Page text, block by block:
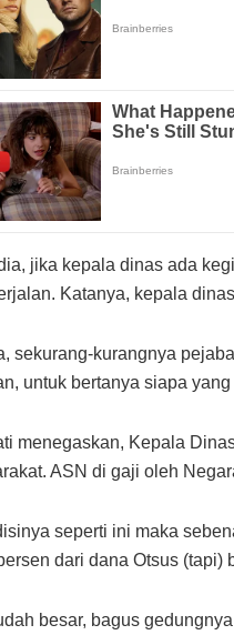
jika kepala dinas ada
Katanya, kepala
sekurang-kurangnya
untuk bertanya siapa
menegaskan, Kepala
ASN di gaji oleh
seperti ini maka
dari dana Otsus
besar, bagus